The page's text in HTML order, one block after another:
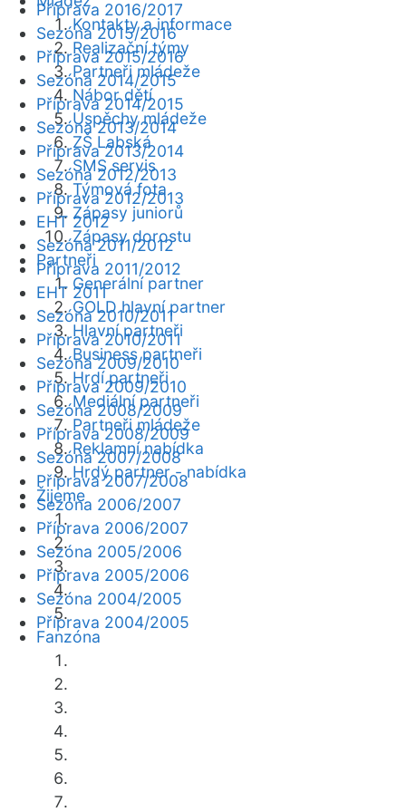
Kontakty a informace
Realizační týmy
Partneři mládeže
Nábor dětí
Úspěchy mládeže
ZŠ Labská
SMS servis
Týmová fota
Zápasy juniorů
Zápasy dorostu
Partneři
Generální partner
GOLD hlavní partner
Hlavní partneři
Business partneři
Hrdí partneři
Mediální partneři
Partneři mládeže
Reklamní nabídka
Hrdý partner - nabídka
Žijeme
Fanzóna
Příprava 2016/2017
Sezóna 2015/2016
Příprava 2015/2016
Sezóna 2014/2015
Příprava 2014/2015
Sezóna 2013/2014
Příprava 2013/2014
Sezóna 2012/2013
Příprava 2012/2013
EHT 2012
Sezóna 2011/2012
Příprava 2011/2012
EHT 2011
Sezóna 2010/2011
Příprava 2010/2011
Sezóna 2009/2010
Příprava 2009/2010
Sezóna 2008/2009
Příprava 2008/2009
Sezóna 2007/2008
Příprava 2007/2008
Sezóna 2006/2007
Příprava 2006/2007
Sezóna 2005/2006
Příprava 2005/2006
Sezóna 2004/2005
Příprava 2004/2005